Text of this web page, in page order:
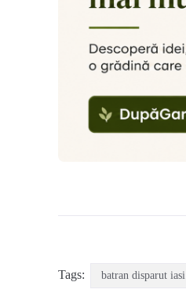
Tags: batran disparut iasi